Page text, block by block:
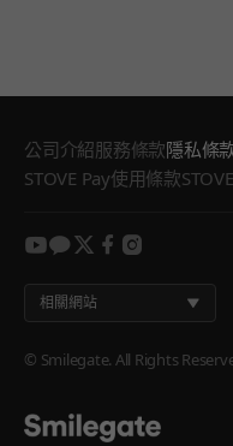
公司介紹服務條款隱私條
STOVE Pay使用條款
youtube
kakao
twitter
facebook
instagram
相關網站
© Smilegate. All Rights